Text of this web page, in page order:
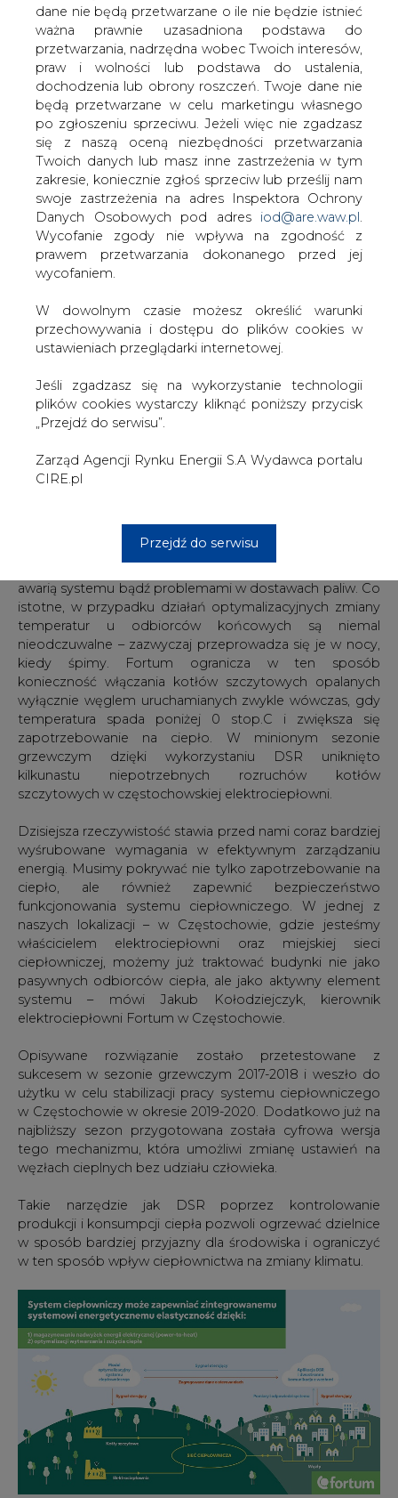
dane nie będą przetwarzane o ile nie będzie istnieć
ważna prawnie uzasadniona podstawa do
przetwarzania, nadrzędna wobec Twoich interesów,
praw i wolności lub podstawa do ustalenia,
dochodzenia lub obrony roszczeń. Twoje dane nie
będą przetwarzane w celu marketingu własnego
po zgłoszeniu sprzeciwu. Jeżeli więc nie zgadzasz
się z naszą oceną niezbędności przetwarzania
Twoich danych lub masz inne zastrzeżenia w tym
zakresie, koniecznie zgłoś sprzeciw lub prześlij nam
swoje zastrzeżenia na adres Inspektora Ochrony
Danych Osobowych pod adres iod@are.waw.pl
Wycofanie zgody nie wpływa na zgodność z
prawem przetwarzania dokonanego przed jej
wycofaniem.
W dowolnym czasie możesz określić warunki
przechowywania i dostępu do plików cookies w
ustawieniach przeglądarki internetowej.
Jeśli zgadzasz się na wykorzystanie technologii
plików cookies wystarczy kliknąć poniższy przycisk
„Przejdź do serwisu”.
Zarząd Agencji Rynku Energii S.A Wydawca portalu
CIRE.pl
Przejdź do serwisu
Fortum z sukcesem wdraża rozwiązania
umożliwiające optymalizację pracy
systemu ciepłowniczego. Jednym z
takich narzędzi jest tzw. DSR.
Skrót DSR pochodzi od angielskiego Demand-Side
Response i oznacza „odpowiedź strony popytowej", co
można też wytłumaczyć jako zmianę zapotrzebowania
energetycznego na wezwanie operatora systemu.
Rozwiązanie to jest stosowane z reguły w systemach
elektroenergetycznych, natomiast w przypadku sieci
niestandardowe. Fortum zbliżoną koncepcyjnie metodę
zastosowało z sukcesem w mieście Espoo, w Finlandii, w
kraju swego pochodzenia, gdzie jest głównym dostawcą
Wdrożone rozwiązanie bazuje na częściowym
przesuwaniu w czasie zapotrzebowania cieplnego
cieplnej oraz instalacji wewnętrznych centralnego
ogrzewania. Oddziałuje się w ten sposób zdalnie na profil
systemu ciepłowniczego, jak również zarządzania
dostawą ciepła w sytuacjach kryzysowych związanych z
awarią systemu bądź problemami w dostawach paliw. Co
istotne, w przypadku działań optymalizacyjnych zmiany
temperatur u odbiorców końcowych są niemal
nieodczuwalne – zazwyczaj przeprowadza się je w nocy,
kiedy śpimy. Fortum ogranicza w ten sposób
konieczność włączania kotłów szczytowych opalanych
wyłącznie węglem uruchamianych zwykle wówczas, gdy
temperatura spada poniżej 0 stop.C i zwiększa się
zapotrzebowanie na ciepło. W minionym sezonie
grzewczym dzięki wykorzystaniu DSR uniknięto
kilkunastu niepotrzebnych rozruchów kotłów
szczytowych w częstochowskiej elektrociepłowni.
Dzisiejsza rzeczywistość stawia przed nami coraz bardziej
wyśrubowane wymagania w efektywnym zarządzaniu
energią. Musimy pokrywać nie tylko zapotrzebowanie na
ciepło, ale również zapewnić bezpieczeństwo
funkcjonowania systemu ciepłowniczego. W jednej z
naszych lokalizacji – w Częstochowie, gdzie jesteśmy
właścicielem elektrociepłowni oraz miejskiej sieci
ciepłowniczej, możemy już traktować budynki nie jako
pasywnych odbiorców ciepła, ale jako aktywny element
systemu – mówi Jakub Kołodziejczyk, kierownik
elektrociepłowni Fortum w Częstochowie.
Opisywane rozwiązanie zostało przetestowane z
sukcesem w sezonie grzewczym 2017-2018 i weszło do
użytku w celu stabilizacji pracy systemu ciepłowniczego
w Częstochowie w okresie 2019-2020. Dodatkowo już na
najbliższy sezon przygotowana została cyfrowa wersja
tego mechanizmu, która umożliwi zmianę ustawień na
węzłach cieplnych bez udziału człowieka.
Takie narzędzie jak DSR poprzez kontrolowanie
produkcji i konsumpcji ciepła pozwoli ogrzewać dzielnice
w sposób bardziej przyjazny dla środowiska i ograniczyć
w ten sposób wpływ ciepłownictwa na zmiany klimatu.